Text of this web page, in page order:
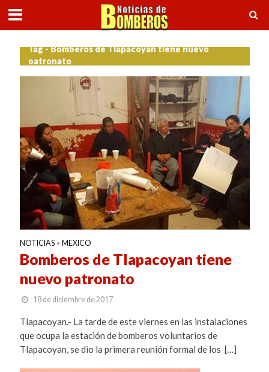
Tag - Bomberos de Tlapacoyan tiene nuevo
patronato
NOTICIAS • MEXICO
Bomberos de Tlapacoyan tiene
nuevo patronato
18 de diciembre de 2017
Tlapacoyan.- La tarde de este viernes en las instalaciones
que ocupa la estación de bomberos voluntarios de
Tlapacoyan, se dio la primera reunión formal de los […]